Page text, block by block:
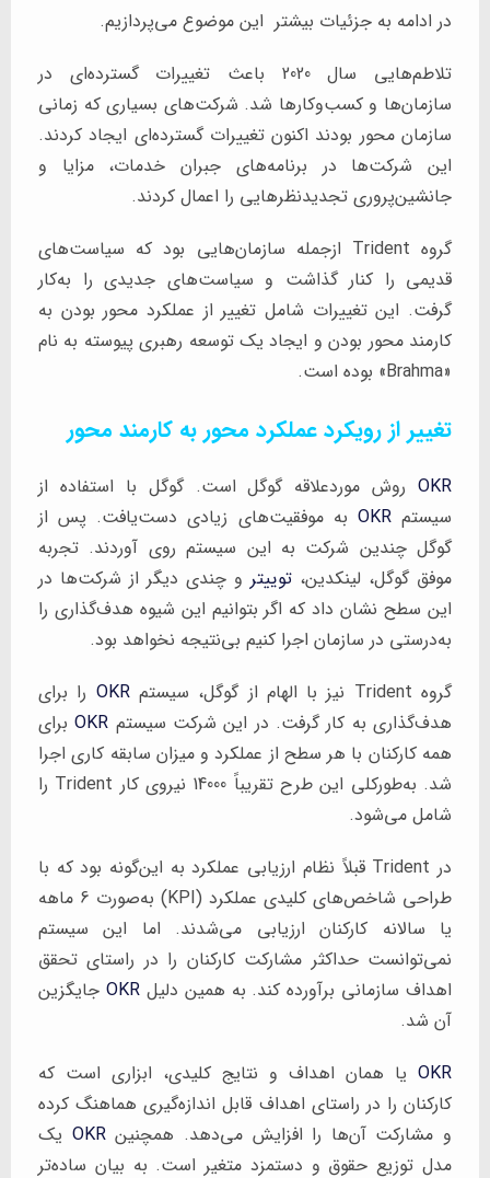
در ادامه به جزئیات بیشتر این موضوع می‌پردازیم.
تلاطم‌هایی سال 2020 باعث تغییرات گسترده‌ای در
سازمان‌ها و کسب‌وکارها شد. شرکت‌های بسیاری که زمانی
سازمان محور بودند اکنون تغییرات گسترده‌ای ایجاد کردند.
این شرکت‌ها در برنامه‌های جبران خدمات، مزایا و
جانشین‌پروری تجدیدنظرهایی را اعمال کردند.
گروه Trident ازجمله سازمان‌هایی بود که سیاست‌های
قدیمی را کنار گذاشت و سیاست‌های جدیدی را به‌کار
گرفت. این تغییرات شامل تغییر از عملکرد محور بودن به
کارمند محور بودن و ایجاد یک توسعه رهبری پیوسته به نام
«Brahma» بوده است.
تغییر از رویکرد عملکرد محور به کارمند محور
OKR روش موردعلاقه گوگل است. گوگل با استفاده از
سیستمOKR به موفقیت‌های زیادی دست‌یافت. پس از
گوگل چندین شرکت به این سیستم روی آوردند. تجربه
موفق گوگل، لینکدین، توییتر و چندی دیگر از شرکت‌ها در
این سطح نشان داد که اگر بتوانیم این شیوه هدف‌گذاری را
به‌درستی در سازمان اجرا کنیم بی‌نتیجه نخواهد بود.
گروه Trident نیز با الهام از گوگل، سیستم
OKR را برای
هدف‌گذاری به کار گرفت. در این شرکت سیستم OKRبرای
همه کارکنان با هر سطح از عملکرد و میزان سابقه کاری اجرا
شد. به‌طورکلی این طرح تقریباً 14000 نیروی کار Trident را
شامل می‌شود.
در Trident قبلاً نظام ارزیابی عملکرد به این‌گونه بود که با
طراحی شاخص‌های کلیدی عملکرد (KPI) به‌صورت 6 ماهه
یا سالانه کارکنان ارزیابی می‌شدند. اما این سیستم
نمی‌توانست حداکثر مشارکت کارکنان را در راستای تحقق
اهداف سازمانی برآورده کند. به همین دلیلOKR جایگزین
آن شد.
OKR یا همان اهداف و نتایج کلیدی، ابزاری است که
کارکنان را در راستای اهداف قابل اندازه‌گیری هماهنگ کرده
و مشارکت آن‌ها را افزایش می‌دهد. همچنینOKR یک
مدل توزیع حقوق و دستمزد متغیر است. به بیان ساده‌تر